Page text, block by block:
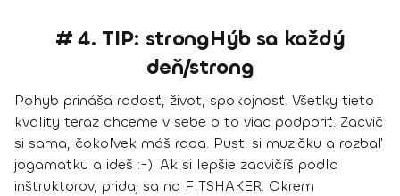
# 4. TIP: strongHýb sa každý
deň/strong
Pohyb prináša radosť, život, spokojnosť. Všetky tieto
kvality teraz chceme v sebe o to viac podporiť. Zacvič
si sama, čokoľvek máš rada. Pusti si muzičku a rozbaľ
jogamatku a ideš :-). Ak si lepšie zacvičíš podľa
inštruktorov, pridaj sa na FITSHAKER. Okrem